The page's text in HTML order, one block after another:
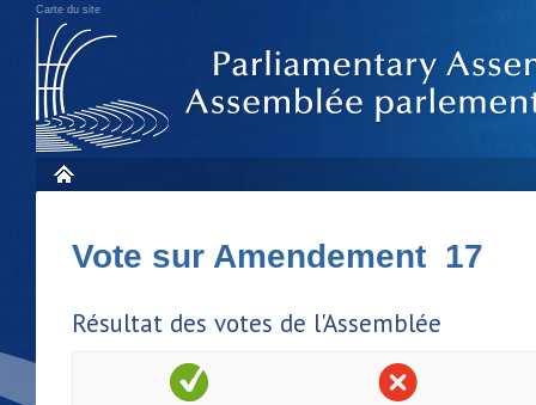
Carte du site
Vote sur Amendement 17
Résultat des votes de l'Assemblée